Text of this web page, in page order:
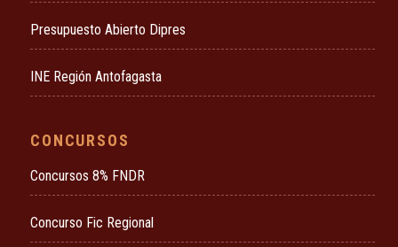
Presupuesto Abierto Dipres
INE Región Antofagasta
CONCURSOS
Concursos 8% FNDR
Concurso Fic Regional